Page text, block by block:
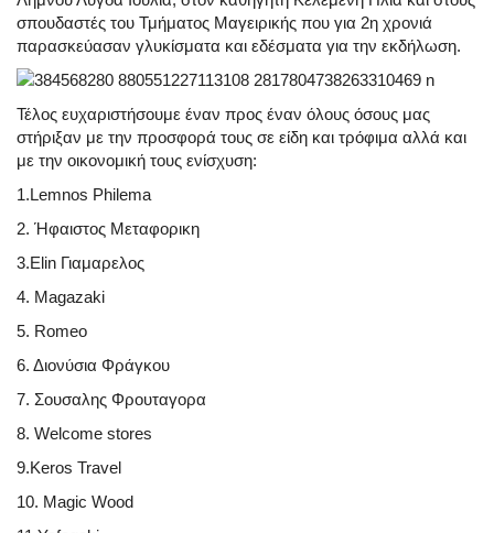
σπουδαστές του Τμήματος Μαγειρικής που για 2η χρονιά
παρασκεύασαν γλυκίσματα και εδέσματα για την εκδήλωση.
Τέλος ευχαριστήσουμε έναν προς έναν όλους όσους μας
στήριξαν με την προσφορά τους σε είδη και τρόφιμα αλλά και
με την οικονομική τους ενίσχυση:
1.Lemnos Philema
2. Ήφαιστος Μεταφορικη
3.Elin Γιαμαρελος
4. Magazaki
5. Romeo
6. Διονύσια Φράγκου
7. Σουσαλης Φρουταγορα
8. Welcome stores
9.Keros Travel
10. Magic Wood